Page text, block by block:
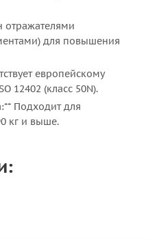
отражателями
для повышения
европейскому
12402 (класс 50N).
Подходит для
кг и выше.